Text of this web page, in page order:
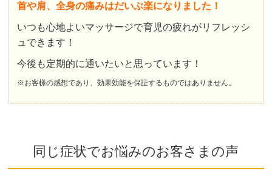
首や肩、全身の痛みはだいぶ楽になりました！
いつも心地よいマッサージで育児の疲れがリフレッシ
ュできます！
今後も定期的に通いたいと思っています！
※お客様の感想であり、効果効能を保証するものではありません。
同じ症状でお悩みのお客さまの声